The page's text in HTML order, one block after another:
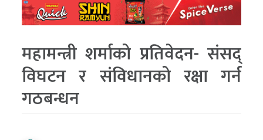
महामन्त्री शर्माको प्रतिवेदन- संसद्
विघटन र संविधानको रक्षा गर्न
गठबन्धन